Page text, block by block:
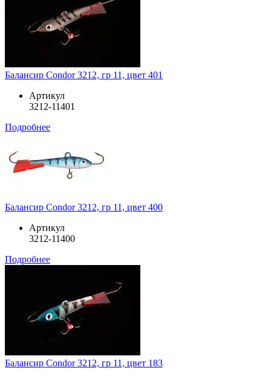
Балансир Condor 3212, гр 11, цвет 401
Артикул
3212-11401
Подробнее
Балансир Condor 3212, гр 11, цвет 400
Артикул
3212-11400
Подробнее
Балансир Condor 3212, гр 11, цвет 183